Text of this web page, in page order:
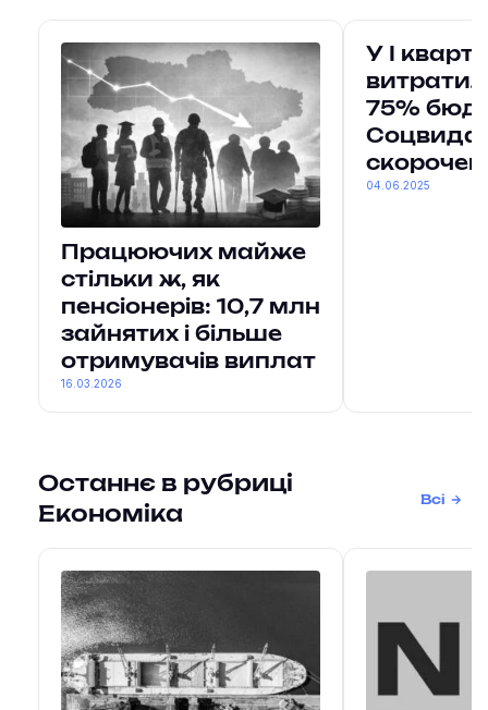
Працюючих майже
стільки ж, як
пенсіонерів: 10,7 млн
зайнятих і більше
отримувачів виплат
16.03.2026
У І
75%
04.06.2025
Останнє в рубриці
Економіка
Всі